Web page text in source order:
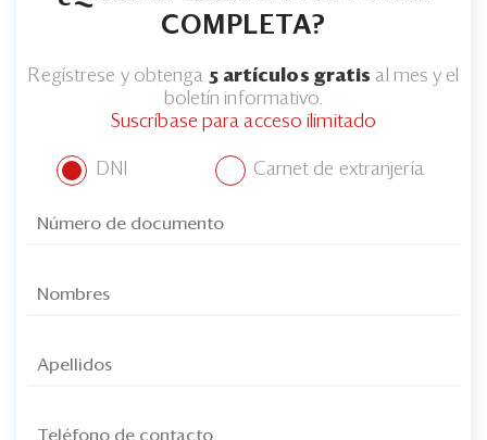
COMPLETA?
Regístrese y obtenga 5 artículos gratis al mes y el
boletín informativo.
Suscríbase para acceso ilimitado
DNI Carnet de extranjería